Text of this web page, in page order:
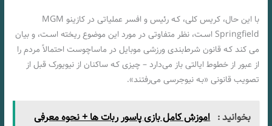
با این حال، کریس کلی، کـه رئیس و افسر عملیاتی در کازینو MGM
Springfield اسـت، نظر متفاوتی در مورد این موضوع ریخته اسـت، و بیان
می کند کـه قانون شرط‌بندی ورزشی موبایل در ماساچوست احتمالاً مردم را
از عبور از خطوط ایالتی باز می‌دارد – چیزی کـه ساکنان از نیویورک قبل از
تصویب قانونی «بـه نیوجرسی می‌رفتند».
بخوانید : اموزش کامل بازی پاسور ربات ها + نحوه معرفی